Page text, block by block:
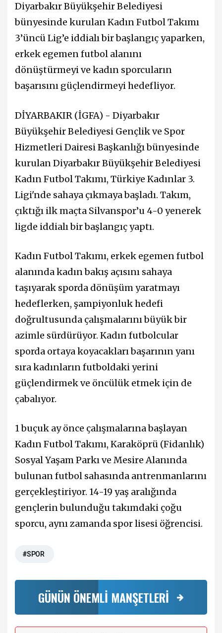
Diyarbakır Büyükşehir Belediyesi
bünyesinde kurulan Kadın Futbol Takımı
3’üncü Lig’e iddialı bir başlangıç yaparken,
erkek egemen futbol alanını
dönüştürmeyi ve kadın sporcuların
başarısını güçlendirmeyi hedefliyor.
DİYARBAKIR (İGFA) - Diyarbakır
Büyükşehir Belediyesi Gençlik ve Spor
Hizmetleri Dairesi Başkanlığı bünyesinde
kurulan Diyarbakır Büyükşehir Belediyesi
Kadın Futbol Takımı, Türkiye Kadınlar 3.
Ligi'nde sahaya çıkmaya başladı. Takım,
çıktığı ilk maçta Silvanspor’u 4-0 yenerek
ligde iddialı bir başlangıç yaptı.
Kadın Futbol Takımı, erkek egemen futbol
alanında kadın bakış açısını sahaya
taşıyarak sporda dönüşüm yaratmayı
hedeflerken, şampiyonluk hedefi
doğrultusunda çalışmalarını büyük bir
azimle sürdürüyor. Kadın futbolcular
sporda ortaya koyacakları başarının yanı
sıra kadınların futboldaki yerini
güçlendirmek ve öncülük etmek için de
çabalıyor.
1 buçuk ay önce çalışmalarına başlayan
Kadın Futbol Takımı, Karaköprü (Fidanlık)
Sosyal Yaşam Parkı ve Mesire Alanında
bulunan futbol sahasında antrenmanlarını
gerçekleştiriyor. 14-19 yaş aralığında
gençlerin bulunduğu takımdaki çoğu
sporcu, aynı zamanda spor lisesi öğrencisi.
#SPOR
GÜNÜN ÖNEMLİ MANŞETLERİ